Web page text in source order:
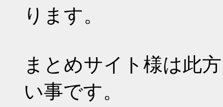
ります。
まとめサイト様は此
い事です。